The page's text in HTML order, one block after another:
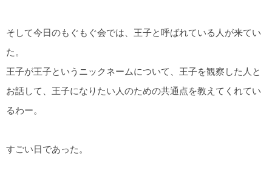
そして今日のもぐもぐ会では、王子と呼ばれている人が来てい
た。
王子が王子というニックネームについて、王子を観察した人と
お話して、王子になりたい人のための共通点を教えてくれてい
るわー。
すごい日であった。